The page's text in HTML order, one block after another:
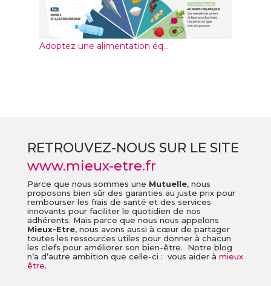
Adoptez une alimentation éq...
RETROUVEZ-NOUS SUR LE SITE
www.mieux-etre.fr
Parce que nous sommes une Mutuelle, nous
proposons bien sûr des garanties au juste prix pour
rembourser les frais de santé et des services
innovants pour faciliter le quotidien de nos
adhérents. Mais parce que nous nous appelons
Mieux-Etre, nous avons aussi à cœur de partager
toutes les ressources utiles pour donner à chacun
les clefs pour améliorer son bien-être. Notre blog
n’a d’autre ambition que celle-ci : vous aider à mieux
être.